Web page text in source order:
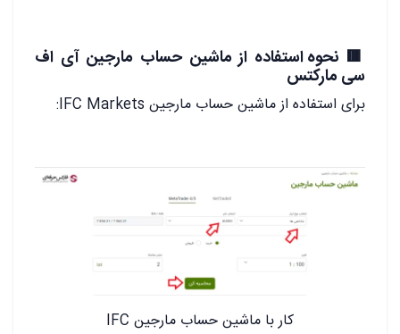
🟥 نحوه استفاده از ماشین حساب مارجین آی اف
سی مارکتس
برای استفاده از ماشین حساب مارجین IFC Markets:
کار با ماشین حساب مارجین IFC